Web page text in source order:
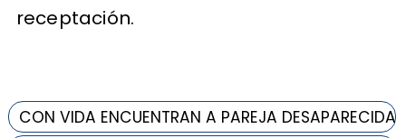
receptación.
CON VIDA ENCUENTRAN A PAREJA DESAPARECIDA